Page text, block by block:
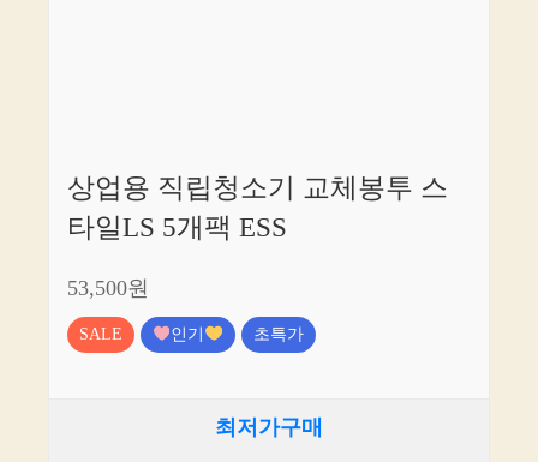
상업용 직립청소기 교체봉투 스
타일LS 5개팩 ESS
53,500원
SALE 인기 초특가
최저가구매